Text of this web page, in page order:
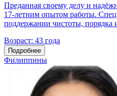
Преданная своему делу и
17‑летним опытом работы.
поддержании чистоты,
Возраст: 43 года
Подробнее
Филиппины